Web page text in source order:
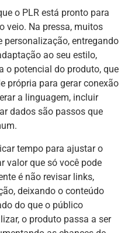
o PLR está pronto para
veio. Na pressa, muitos
personalização, entregando
ao seu estilo,
o potencial do produto, que
própria para gerar conexão
a linguagem, incluir
dados são passos que
tempo para ajustar o
valor que só você pode
é não revisar links,
deixando o conteúdo
do que o público
o produto passa a ser